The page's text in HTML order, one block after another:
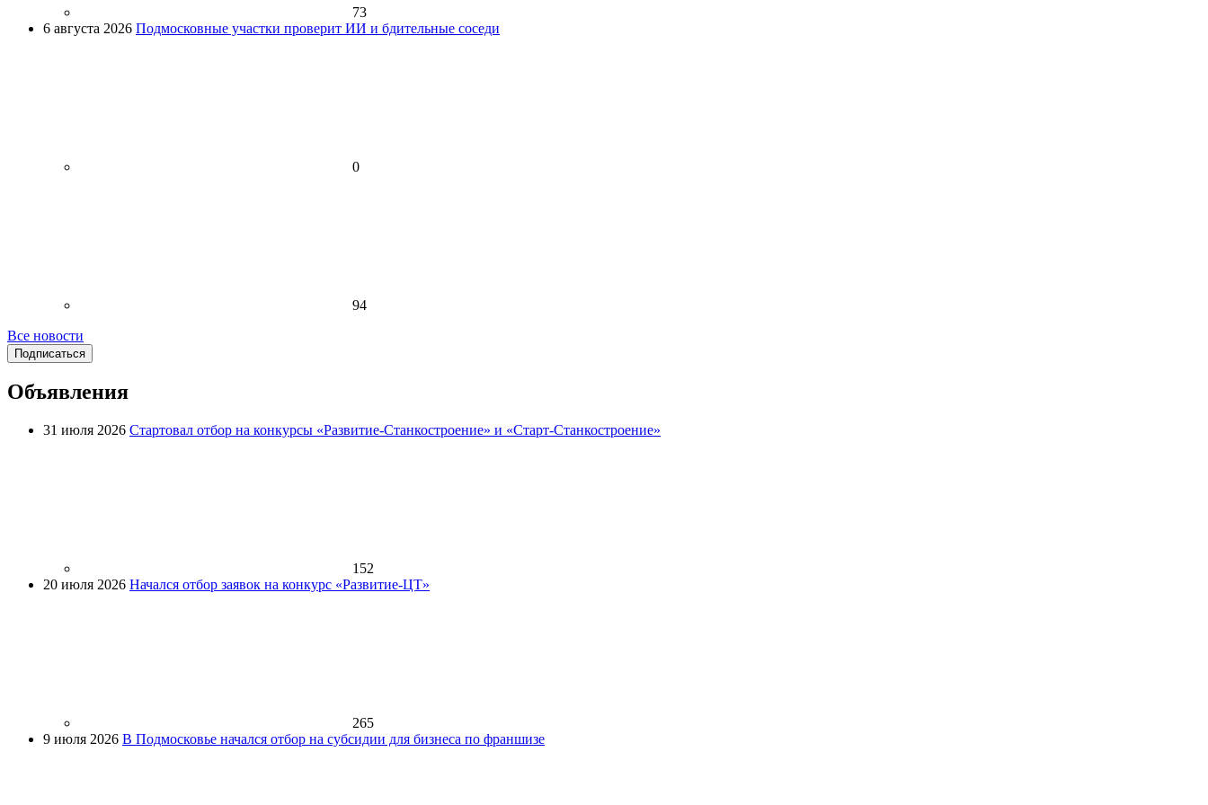
73
6 августа 2026 Подмосковные участки проверит ИИ и бдительные соседи
0
94
Все новости
Подписаться
Объявления
31 июля 2026 Стартовал отбор на конкурсы «Развитие-Станкостроение» и «Старт-Станкостроение»
152
20 июля 2026 Начался отбор заявок на конкурс «Развитие-ЦТ»
265
9 июля 2026 В Подмосковье начался отбор на субсидии для бизнеса по франшизе